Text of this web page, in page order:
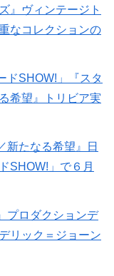
』ヴィンテージト
なコレクションの
ドSHOW!」『スタ
希望』トリビア実
新たなる希望』日
SHOW!」で６月
プロダクションデ
リック＝ジョーン